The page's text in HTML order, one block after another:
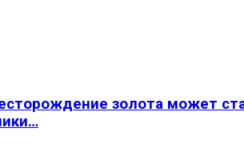
золота может